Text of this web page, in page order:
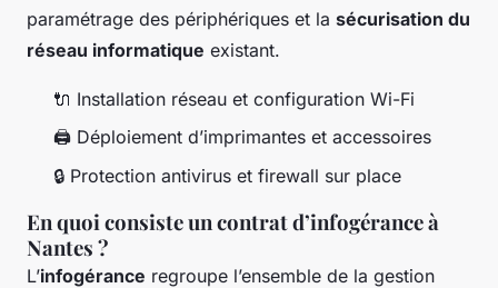
paramétrage des périphériques et la sécurisation du
réseau informatique existant.
🔌 Installation réseau et configuration Wi-Fi
🖨️ Déploiement d’imprimantes et accessoires
🔒 Protection antivirus et firewall sur place
En quoi consiste un contrat d’infogérance à
Nantes ?
L’infogérance regroupe l’ensemble de la gestion